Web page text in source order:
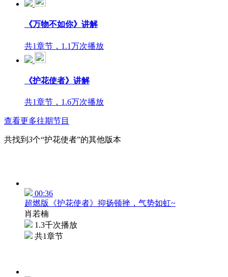
《万物不如你》讲解
共1章节，1.1万次播放
《护花使者》讲解
共1章节，1.6万次播放
查看更多往期节目
共找到 3个“护花使者”的其他版本
00:36
超燃版《护花使者》抑扬顿挫，气势如虹~
肖若楠
1.3千次播放
共1章节